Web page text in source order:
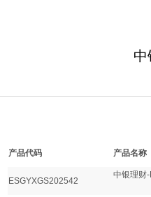
中
产品代码 产品名称
ESGYXGS202542
中银理财